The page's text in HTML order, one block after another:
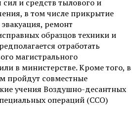
и средств тылового и
в том числе прикрытие
ремонт
образцов техники и
отработать
магистрального
в министерстве. Кроме того, в
пройдут совместные
учения Воздушно-десантных
операций (ССО)